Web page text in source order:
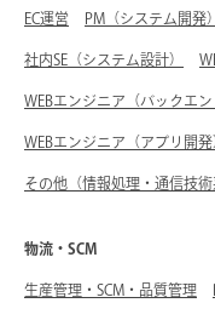
EC運営 PM（システム開発）
社内SE（システム設計）
WEBエンジニア（バックエ
WEBエンジニア（アプリ開発
その他（情報処理・通信技術
物流・SCM
生産管理・SCM・品質管理